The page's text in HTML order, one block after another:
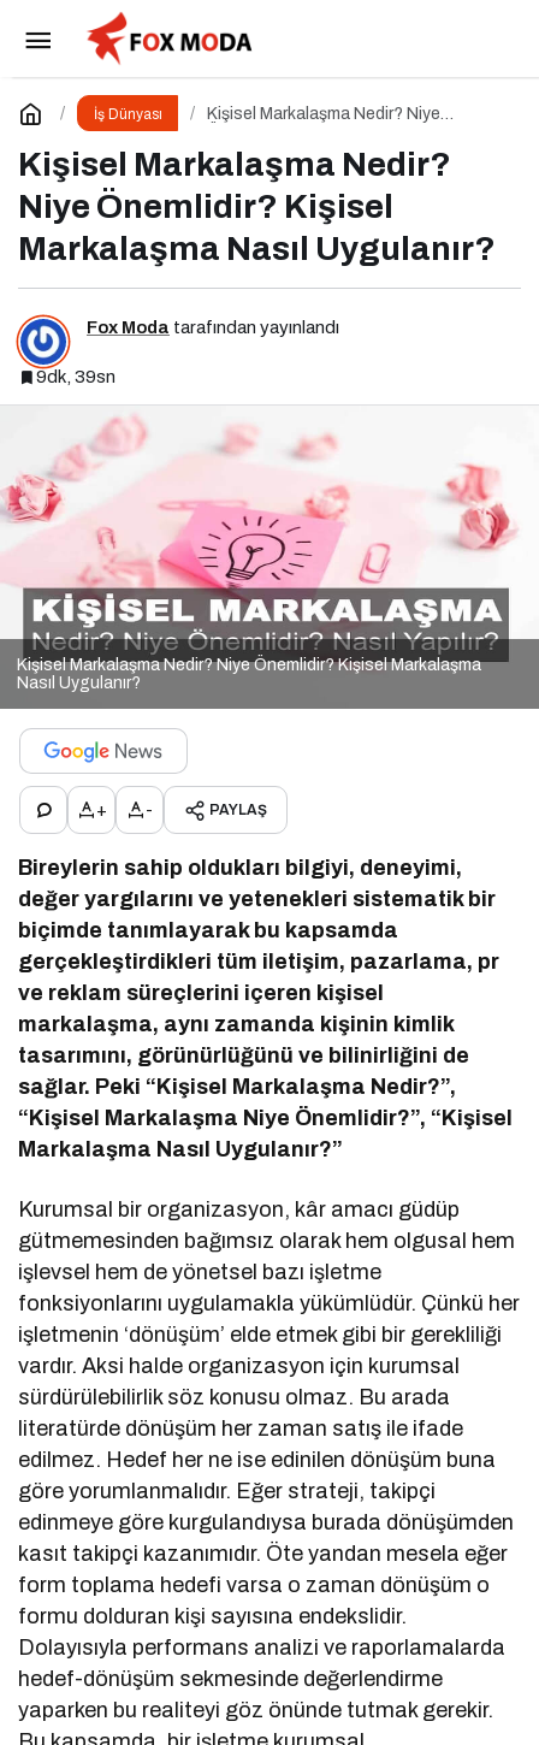
İş Dünyası
Kişisel Markalaşma Nedir? Niye
Uygulanır?
Kişisel Markalaşma Nedir?
Niye Önemlidir? Kişisel
Markalaşma Nasıl Uygulanır?
Fox Moda tarafından yayınlandı
9dk, 39sn
Kişisel Markalaşma Nedir? Niye Önemlidir? Kişisel Markalaşma
Nasıl Uygulanır?
+ - PAYLAŞ
Bireylerin sahip oldukları bilgiyi, deneyimi,
değer yargılarını ve yetenekleri sistematik bir
biçimde tanımlayarak bu kapsamda
gerçekleştirdikleri tüm iletişim, pazarlama, pr
ve reklam süreçlerini içeren kişisel
markalaşma, aynı zamanda kişinin kimlik
tasarımını, görünürlüğünü ve bilinirliğini de
sağlar. Peki “Kişisel Markalaşma Nedir?”,
“Kişisel Markalaşma Niye Önemlidir?”, “Kişisel
Markalaşma Nasıl Uygulanır?”
Kurumsal bir organizasyon, kâr amacı güdüp
gütmemesinden bağımsız olarak hem olgusal hem
işlevsel hem de yönetsel bazı işletme
fonksiyonlarını uygulamakla yükümlüdür. Çünkü her
işletmenin ‘dönüşüm’ elde etmek gibi bir gerekliliği
vardır. Aksi halde organizasyon için kurumsal
sürdürülebilirlik söz konusu olmaz. Bu arada
literatürde dönüşüm her zaman satış ile ifade
edilmez. Hedef her ne ise edinilen dönüşüm buna
göre yorumlanmalıdır. Eğer strateji, takipçi
edinmeye göre kurgulandıysa burada dönüşümden
kasıt takipçi kazanımıdır. Öte yandan mesela eğer
form toplama hedefi varsa o zaman dönüşüm o
formu dolduran kişi sayısına endekslidir.
Dolayısıyla performans analizi ve raporlamalarda
hedef-dönüşüm sekmesinde değerlendirme
yaparken bu realiteyi göz önünde tutmak gerekir.
Marka İletişimi Nedir? Niye Önemlidir? Marka
İletişimi Nasıl Yapılır?
Yorum Yap